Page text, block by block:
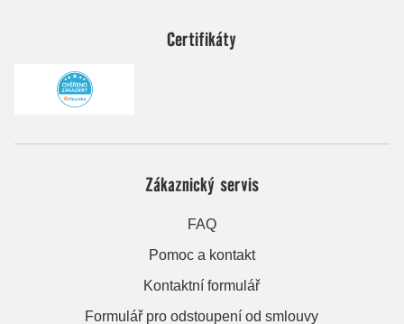
Certifikáty
Zákaznický servis
FAQ
Pomoc a kontakt
Kontaktní formulář
Formulář pro odstoupení od smlouvy